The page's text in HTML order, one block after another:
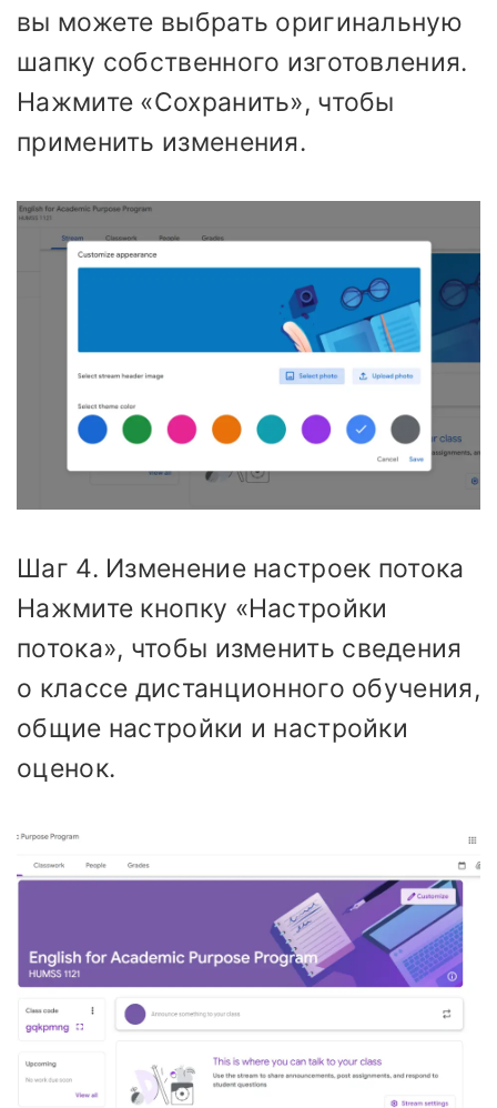
вы можете выбрать оригинальную
шапку собственного изготовления.
Нажмите «Сохранить», чтобы
применить изменения.
Шаг 4. Изменение настроек потока
Нажмите кнопку «Настройки
потока», чтобы изменить сведения
о классе дистанционного обучения,
общие настройки и настройки
оценок.